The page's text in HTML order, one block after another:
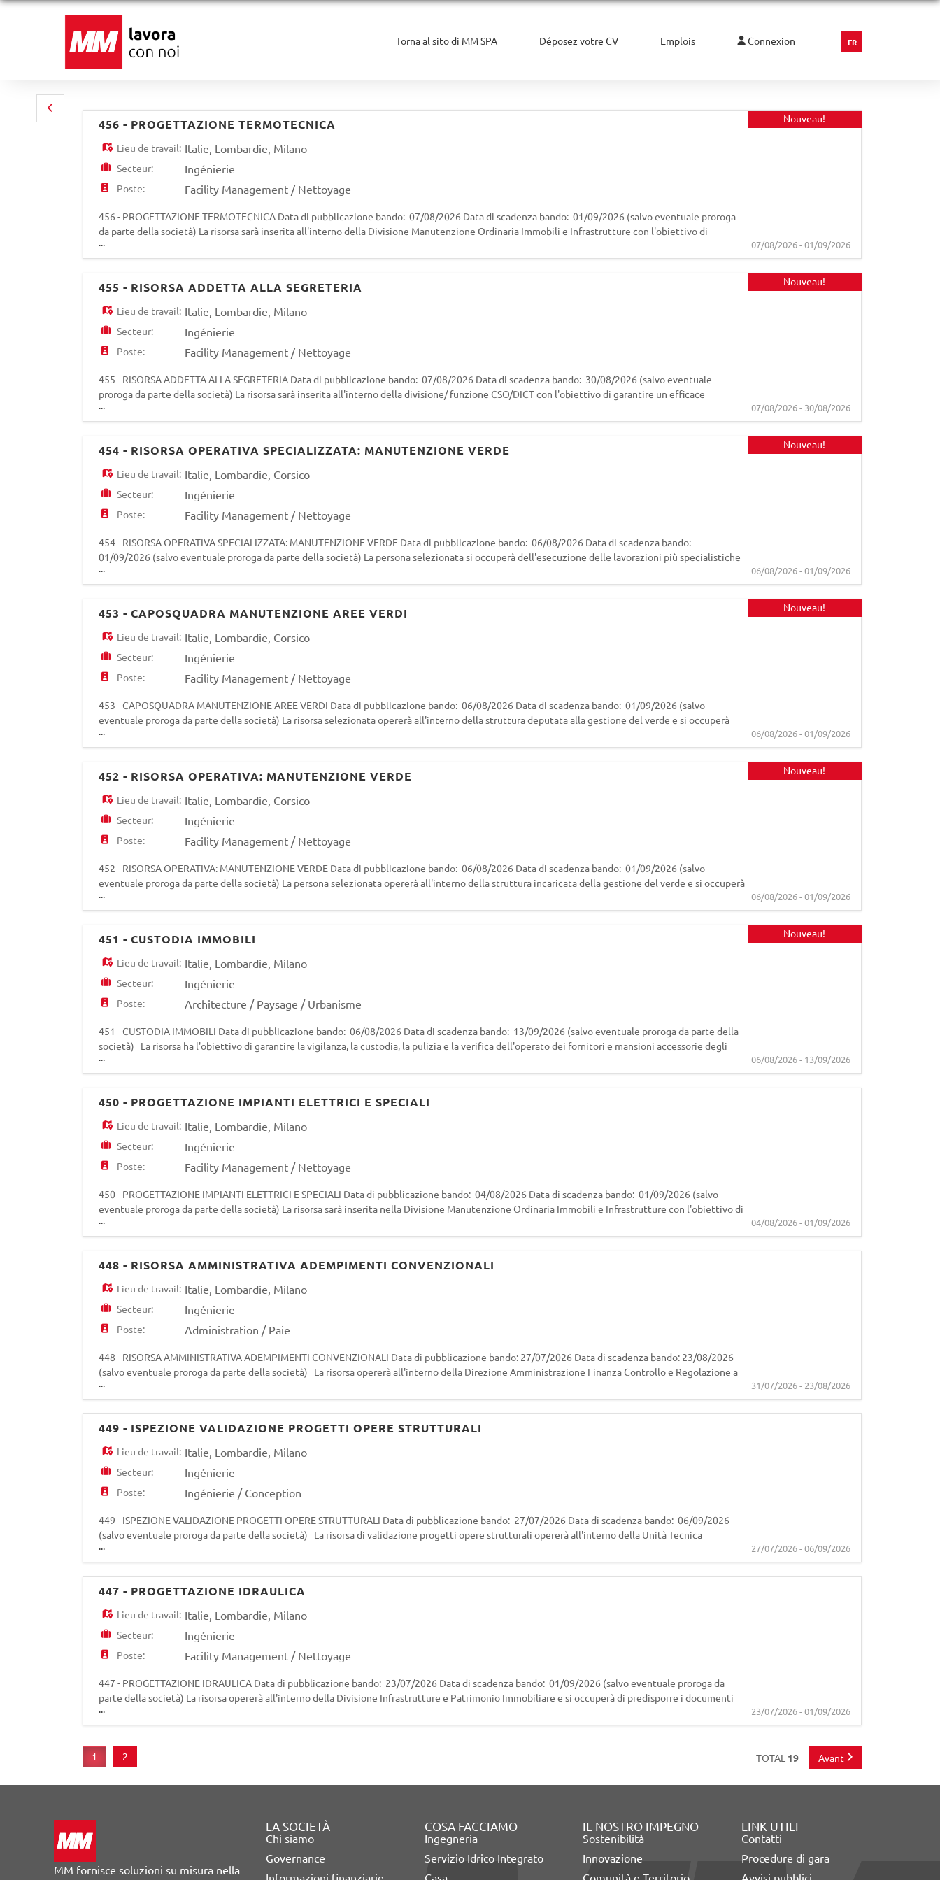
Torna al sito di MM SPA Déposez votre CV Emplois Connexion FR
456 - PROGETTAZIONE TERMOTECNICA
Lieu de travail: Italie, Lombardie, Milano
Secteur: Ingénierie
Poste: Facility Management / Nettoyage
456 - PROGETTAZIONE TERMOTECNICA Data di pubblicazione bando: 07/08/2026 Data di scadenza bando: 01/09/2026 (salvo eventuale proroga
da parte della società) La risorsa sarà inserita all'interno della Divisione Manutenzione Ordinaria Immobili e Infrastrutture con l'obiettivo di
supportare la funzione Gestione Energia e Servizi Property Sedi nel
...
Nouveau!
07/08/2026 - 01/09/2026
455 - RISORSA ADDETTA ALLA SEGRETERIA
Lieu de travail: Italie, Lombardie, Milano
Secteur: Ingénierie
Poste: Facility Management / Nettoyage
455 - RISORSA ADDETTA ALLA SEGRETERIA Data di pubblicazione bando: 07/08/2026 Data di scadenza bando: 30/08/2026 (salvo eventuale
proroga da parte della società) La risorsa sarà inserita all'interno della divisione/ funzione CSO/DICT con l'obiettivo di garantire un efficace
supporto organizzativo e amministrativo alle attività della Direzione
...
Nouveau!
07/08/2026 - 30/08/2026
454 - RISORSA OPERATIVA SPECIALIZZATA: MANUTENZIONE VERDE
Lieu de travail: Italie, Lombardie, Corsico
Secteur: Ingénierie
Poste: Facility Management / Nettoyage
454 - RISORSA OPERATIVA SPECIALIZZATA: MANUTENZIONE VERDE Data di pubblicazione bando: 06/08/2026 Data di scadenza bando:
01/09/2026 (salvo eventuale proroga da parte della società) La persona selezionata si occuperà dell'esecuzione delle lavorazioni più specialistiche
relative alla manutenzione delle aree verdi di Proprietà del Comune di Mila
...
Nouveau!
06/08/2026 - 01/09/2026
453 - CAPOSQUADRA MANUTENZIONE AREE VERDI
Lieu de travail: Italie, Lombardie, Corsico
Secteur: Ingénierie
Poste: Facility Management / Nettoyage
453 - CAPOSQUADRA MANUTENZIONE AREE VERDI Data di pubblicazione bando: 06/08/2026 Data di scadenza bando: 01/09/2026 (salvo
eventuale proroga da parte della società) La risorsa selezionata opererà all'interno della struttura deputata alla gestione del verde e si occuperà
dell'esecuzione delle lavorazioni relative alla manutenzione delle aree v
...
Nouveau!
06/08/2026 - 01/09/2026
452 - RISORSA OPERATIVA: MANUTENZIONE VERDE
Lieu de travail: Italie, Lombardie, Corsico
Secteur: Ingénierie
Poste: Facility Management / Nettoyage
452 - RISORSA OPERATIVA: MANUTENZIONE VERDE Data di pubblicazione bando: 06/08/2026 Data di scadenza bando: 01/09/2026 (salvo
eventuale proroga da parte della società) La persona selezionata opererà all'interno della struttura incaricata della gestione del verde e si occuperà
dell'esecuzione delle lavorazioni di giardinaggio relative al serviz
...
Nouveau!
06/08/2026 - 01/09/2026
451 - CUSTODIA IMMOBILI
Lieu de travail: Italie, Lombardie, Milano
Secteur: Ingénierie
Poste: Architecture / Paysage / Urbanisme
451 - CUSTODIA IMMOBILI Data di pubblicazione bando: 06/08/2026 Data di scadenza bando: 13/09/2026 (salvo eventuale proroga da parte della
società) La risorsa ha l'obiettivo di garantire la vigilanza, la custodia, la pulizia e la verifica dell'operato dei fornitori e mansioni accessorie degli
immobili di Edilizia Residenziale Pubblica, al f
...
Nouveau!
06/08/2026 - 13/09/2026
450 - PROGETTAZIONE IMPIANTI ELETTRICI E SPECIALI
Lieu de travail: Italie, Lombardie, Milano
Secteur: Ingénierie
Poste: Facility Management / Nettoyage
450 - PROGETTAZIONE IMPIANTI ELETTRICI E SPECIALI Data di pubblicazione bando: 04/08/2026 Data di scadenza bando: 01/09/2026 (salvo
eventuale proroga da parte della società) La risorsa sarà inserita nella Divisione Manutenzione Ordinaria Immobili e Infrastrutture con l'obiettivo di
supportare la funzione Gestione Energia e Servizi Property Sed
... 04/08/2026 - 01/09/2026
448 - RISORSA AMMINISTRATIVA ADEMPIMENTI CONVENZIONALI
Lieu de travail: Italie, Lombardie, Milano
Secteur: Ingénierie
Poste: Administration / Paie
448 - RISORSA AMMINISTRATIVA ADEMPIMENTI CONVENZIONALI Data di pubblicazione bando: 27/07/2026 Data di scadenza bando: 23/08/2026
(salvo eventuale proroga da parte della società) La risorsa opererà all'interno della Direzione Amministrazione Finanza Controllo e Regolazione a
diretto riporto del Responsabile Strategia Investor Relation e Regol
... 31/07/2026 - 23/08/2026
449 - ISPEZIONE VALIDAZIONE PROGETTI OPERE STRUTTURALI
Lieu de travail: Italie, Lombardie, Milano
Secteur: Ingénierie
Poste: Ingénierie / Conception
449 - ISPEZIONE VALIDAZIONE PROGETTI OPERE STRUTTURALI Data di pubblicazione bando: 27/07/2026 Data di scadenza bando: 06/09/2026
(salvo eventuale proroga da parte della società) La risorsa di validazione progetti opere strutturali opererà all'interno della Unità Tecnica
Validazione Progetti, Organismo di Ispezione accreditato ai sensi dell
... 27/07/2026 - 06/09/2026
447 - PROGETTAZIONE IDRAULICA
Lieu de travail: Italie, Lombardie, Milano
Secteur: Ingénierie
Poste: Facility Management / Nettoyage
447 - PROGETTAZIONE IDRAULICA Data di pubblicazione bando: 23/07/2026 Data di scadenza bando: 01/09/2026 (salvo eventuale proroga da
parte della società) La risorsa opererà all'interno della Divisione Infrastrutture e Patrimonio Immobiliare e si occuperà di predisporre i documenti
progettuali riguardanti interventi di potenziamento e/o adeguam
... 23/07/2026 - 01/09/2026
1 2 Avant
TOTAL 19
MM fornisce soluzioni su misura nella
LA SOCIETÀ
Chi siamo
Governance
COSA FACCIAMO
Ingegneria
Servizio Idrico Integrato
IL NOSTRO IMPEGNO
Sostenibilità
Innovazione
LINK UTILI
Contatti
Procedure di gara